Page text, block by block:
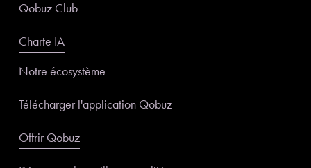
Qobuz Club
Charte IA
Notre écosystème
Télécharger l'application Qobuz
Offrir Qobuz